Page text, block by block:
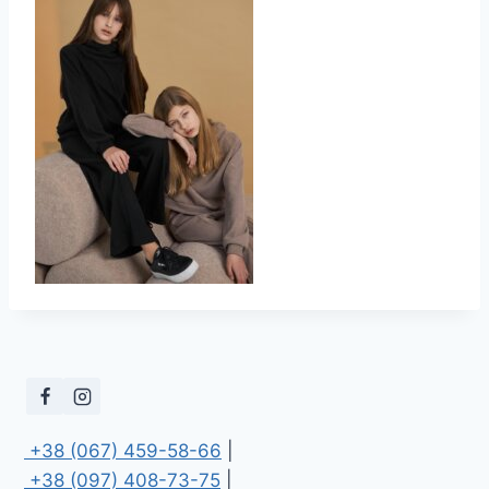
+38 (067) 459-58-66
+38 (097) 408-73-75